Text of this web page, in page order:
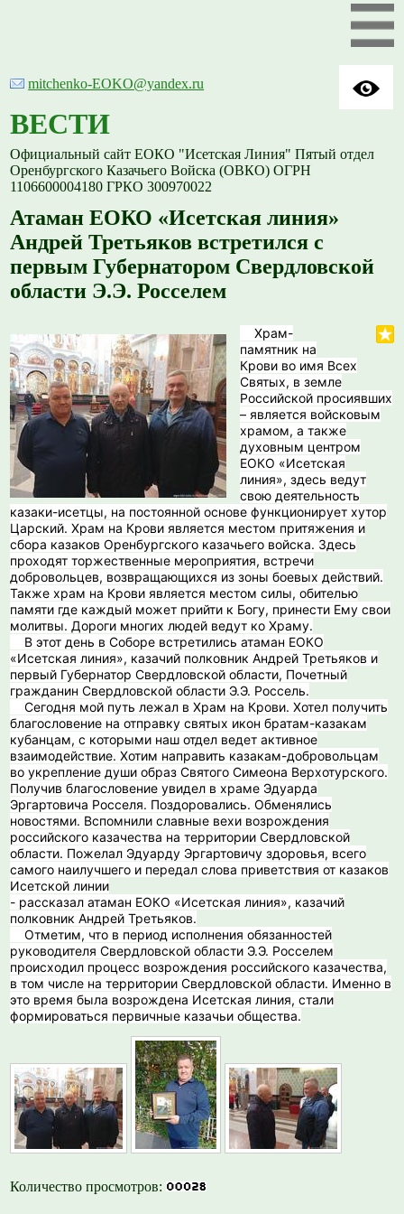
mitchenko-EOKO@yandex.ru
ВЕСТИ
Официальный сайт ЕОКО "Исетская Линия" Пятый отдел
Оренбургского Казачьего Войска (ОВКО) ОГРН
1106600004180 ГРКО 300970022
Атаман ЕОКО «Исетская линия»
Андрей Третьяков встретился с
первым Губернатором Свердловской
области Э.Э. Росселем
️ Храм-
памятник на
Крови‌ во имя Всех
Святых, в земле
Российской просиявших
– является войсковым
храмом, а также
духовным центром
ЕОКО «Исетская
линия», здесь ведут
свою деятельность
казаки-исетцы, на постоянной основе функционирует хутор
Царский. Храм на Крови является местом притяжения и
сбора казаков Оренбургского казачьего войска. Здесь
проходят торжественные мероприятия, встречи
добровольцев, возвращающихся из зоны боевых действий.
Также храм на Крови является местом силы, обителью
памяти где каждый может прийти к Богу, принести Ему свои
молитвы. Дороги многих людей ведут ко Храму.
В этот день в Соборе встретились атаман ЕОКО
«Исетская линия», казачий полковник Андрей Третьяков и
первый Губернатор Свердловской области, Почетный
гражданин Свердловской области Э.Э. Россель.
️ Сегодня мой путь лежал в Храм на Крови. Хотел получить
благословение на отправку святых икон братам-казакам
кубанцам, с которыми наш отдел ведет активное
взаимодействие. Хотим направить казакам-добровольцам
во укрепление души образ Святого Симеона Верхотурского.
Получив благословение увидел в храме Эдуарда
Эргартовича Росселя. Поздоровались. Обменялись
новостями. Вспомнили славные вехи возрождения
российского казачества на территории Свердловской
области. Пожелал Эдуарду Эргартовичу здоровья, всего
самого наилучшего и передал слова приветствия от казаков
Исетской линии
- рассказал атаман ЕОКО «Исетская линия», казачий
полковник Андрей Третьяков.
️ Отметим, что в период исполнения обязанностей
руководителя Свердловской области Э.Э. Росселем
происходил процесс возрождения российского казачества,
в том числе на территории Свердловской области. Именно в
это время была возрождена Исетская линия, стали
формироваться первичные казачьи общества.
Количество просмотров: